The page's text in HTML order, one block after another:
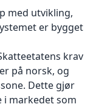
med utvikling,
er bygget
krav
på norsk, og
Dette gjør
i markedet som